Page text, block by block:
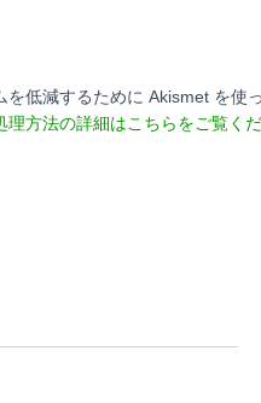
を低減するために Akismet を使
理方法の詳細はこちらをご覧く